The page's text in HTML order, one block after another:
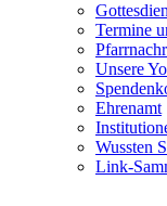
Termine
Unsere
Ehrenamt
Wussten
Link-